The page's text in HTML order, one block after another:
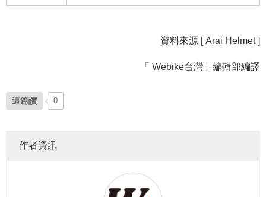
資料來源 [ Arai Helmet ]
「 Webike台灣」編輯部編譯
這篇讚 0
作者資訊